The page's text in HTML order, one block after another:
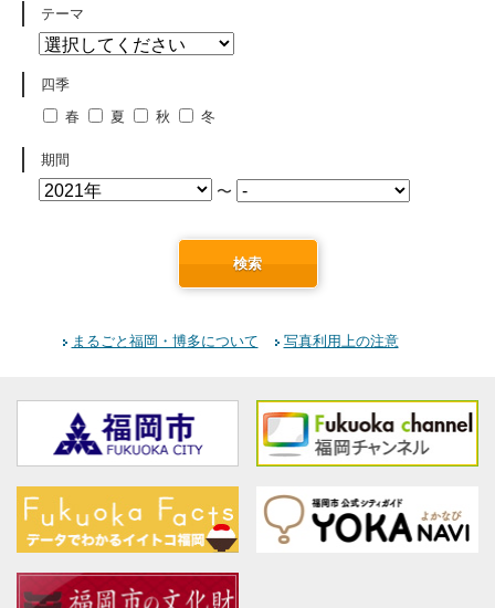
テーマ
四季
春
夏 秋 冬
期間
〜
検索
まるごと福岡・博多について 写真利用上の注意